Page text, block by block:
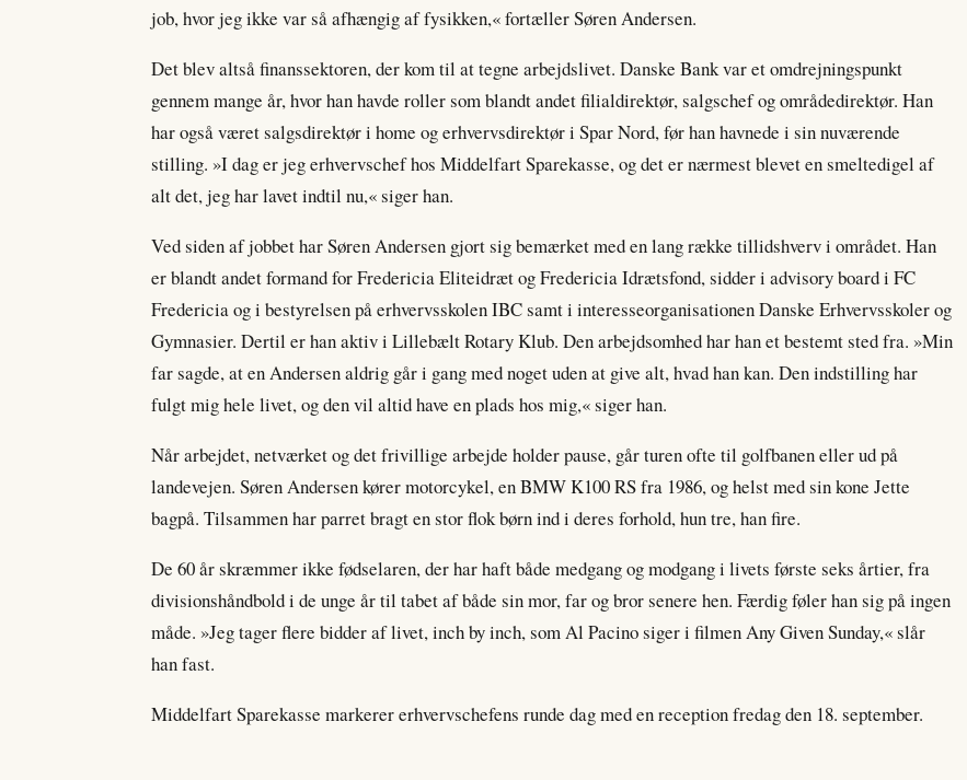
job, hvor jeg ikke var så afhængig af fysikken,« fortæller Søren Andersen.
Det blev altså finanssektoren, der kom til at tegne arbejdslivet. Danske Bank var et omdrejningspunkt
gennem mange år, hvor han havde roller som blandt andet filialdirektør, salgschef og områdedirektør. Han
har også været salgsdirektør i home og erhvervsdirektør i Spar Nord, før han havnede i sin nuværende
stilling. »I dag er jeg erhvervschef hos Middelfart Sparekasse, og det er nærmest blevet en smeltedigel af
alt det, jeg har lavet indtil nu,« siger han.
Ved siden af jobbet har Søren Andersen gjort sig bemærket med en lang række tillidshverv i området. Han
er blandt andet formand for Fredericia Eliteidræt og Fredericia Idrætsfond, sidder i advisory board i FC
Fredericia og i bestyrelsen på erhvervsskolen IBC samt i interesseorganisationen Danske Erhvervsskoler og
Gymnasier. Dertil er han aktiv i Lillebælt Rotary Klub. Den arbejdsomhed har han et bestemt sted fra. »Min
far sagde, at en Andersen aldrig går i gang med noget uden at give alt, hvad han kan. Den indstilling har
fulgt mig hele livet, og den vil altid have en plads hos mig,« siger han.
Når arbejdet, netværket og det frivillige arbejde holder pause, går turen ofte til golfbanen eller ud på
landevejen. Søren Andersen kører motorcykel, en BMW K100 RS fra 1986, og helst med sin kone Jette
bagpå. Tilsammen har parret bragt en stor flok børn ind i deres forhold, hun tre, han fire.
De 60 år skræmmer ikke fødselaren, der har haft både medgang og modgang i livets første seks årtier, fra
divisionshåndbold i de unge år til tabet af både sin mor, far og bror senere hen. Færdig føler han sig på ingen
måde. »Jeg tager flere bidder af livet, inch by inch, som Al Pacino siger i filmen Any Given Sunday,« slår
han fast.
Middelfart Sparekasse markerer erhvervschefens runde dag med en reception fredag den 18. september.